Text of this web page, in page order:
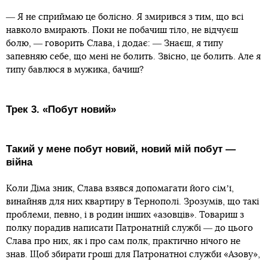
― Я не сприймаю це болісно. Я змирився з тим, що всі
навколо вмирають. Поки не побачиш тіло, не відчуєш
болю, ― говорить Слава, і додає: ― Знаєш, я типу
запевняю себе, що мені не болить. Звісно, це болить. Але я
типу бавлюся в мужика, бачиш?
Трек 3. «Побут новий»
Такий у мене побут новий, новий мій побут ―
війна
Коли Діма зник, Слава взявся допомагати його сімʼї,
винайняв для них квартиру в Тернополі. Зрозумів, що такі
проблеми, певно, і в родин інших «азовців». Товариш з
полку порадив написати Патронатній службі ― до цього
Слава про них, як і про сам полк, практично нічого не
знав. Щоб збирати гроші для Патронатної служби «Азову»,